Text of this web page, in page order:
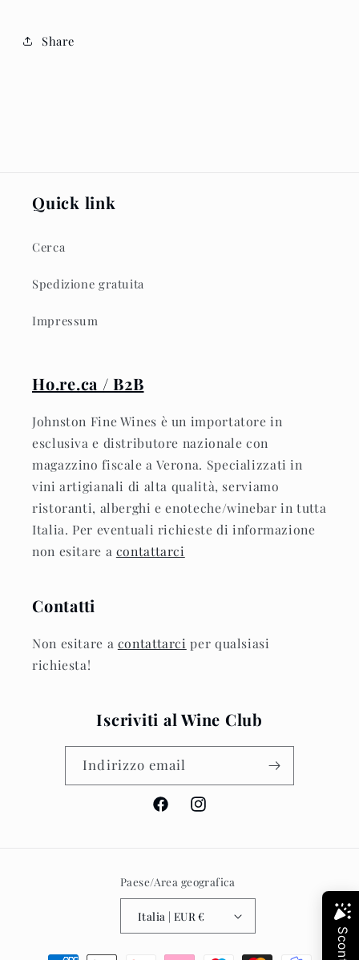
Share
Quick link
Cerca
Spedizione gratuita
Impressum
Ho.re.ca / B2B
Johnston Fine Wines è un importatore in
esclusiva e distributore nazionale con
magazzino fiscale a Verona. Specializzati in
vini artigianali di alta qualità, serviamo
ristoranti, alberghi e enoteche/winebar in tutta
Italia. Per eventuali richieste di informazione
non esitare a contattarci
Contatti
Non esitare a contattarci per qualsiasi
richiesta!
Iscriviti al Wine Club
Indirizzo email
FacebookInstagram
Paese/Area geografica
Italia | EUR €
Metodi